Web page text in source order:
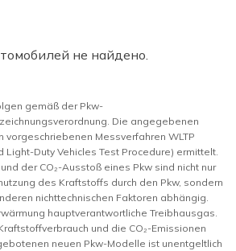
не найдено.
gemäß der Pkw-
Die angegebenen
vorgeschriebenen Messverfahren WLTP
Duty Vehicles Test Procedure) ermittelt.
der CO₂-Ausstoß eines Pkw sind nicht nur
des Kraftstoffs durch den Pkw, sondern
nichttechnischen Faktoren abhängig.
hauptverantwortliche Treibhausgas.
und die CO₂-Emissionen
neuen Pkw-Modelle ist unentgeltlich